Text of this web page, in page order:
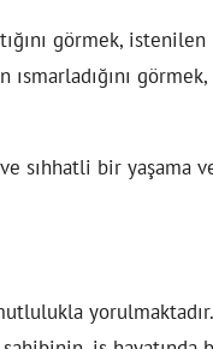
görmek, istenilen
görmek,
sıhhatli bir yaşama
yorulmaktadır.